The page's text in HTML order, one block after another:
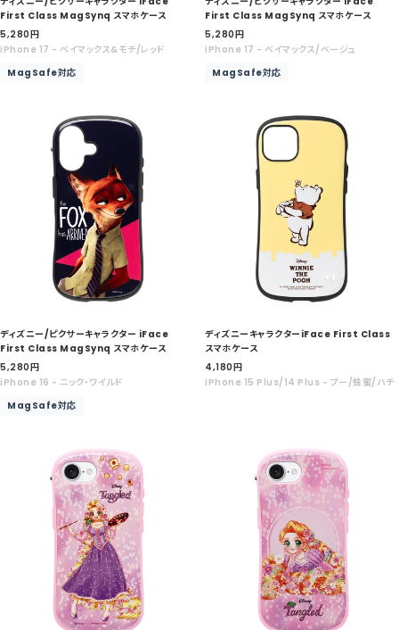
First Class MagSynq スマホケース
セ
ー
価
5,280円
iPhone 17 - ベイマックス&モチ/レッド
MagSafe対応
First Class MagSynq スマホケース
セ
ー
価
5,280円
iPhone 17 - ベイマックス/ベージュ
MagSafe対応
ディズニー/ピクサーキャラクター iFace
First Class MagSynq スマホケース
セ
ー
価
5,280円
iPhone 16 - ニック・ワイルド
MagSafe対応
ディズニーキャラクターiFace First Class
スマホケース
セ
ー
4,180円
iPhone 15 Plus/14 Plus - プー/蜂蜜/ハチ